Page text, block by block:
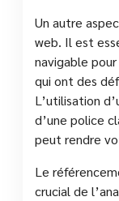
Un autre
web. Il est
navigable
qui ont des
L’utilisation
d’une police
peut rendre
Le
crucial de